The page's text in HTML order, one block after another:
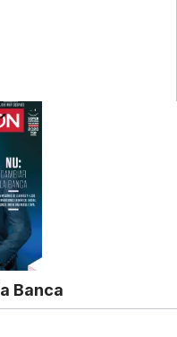
Banca